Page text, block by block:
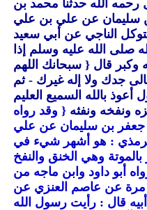
رحمه الله حدثنا محمد بن
سليمان عن علي بن علي
الناجي عن أبي سعيد
صلى الله عليه وسلم إذا
وكبر قال { سبحانك اللهم
جدك ولا إله غيرك - ثم
أعوذ بالله السميع العليم
ونفخه ونفثه { وقد رواه
جعفر بن سليمان عن علي
: هو أشهر شيء في
وهي الخنق والنفخ
أبو داود وابن ماجه من
عن عاصم العنزي عن
قال : رأيت رسول الله